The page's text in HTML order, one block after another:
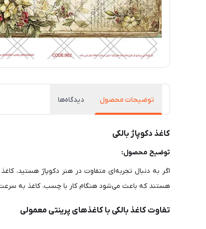
توضیحات محصول دیدگاه‌ها
کاغذ دکوپاژ بالکی
توضیح محصول:
اگر به دنبال تجربه‌ای متفاوت در هنر دکوپاژ هستید،
هستند که باعث می‌شود هنگام کار با چسب، کاغذ به سرعت
تفاوت کاغذ بالکی با کاغذهای پرینتی معمولی